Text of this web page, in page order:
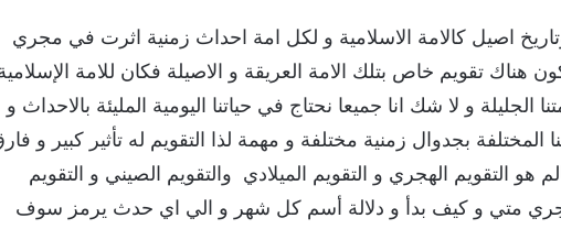
اصيل كالامة الاسلامية و لكل امة احداث زمنية اثرت في مجري
هناك تقويم خاص بتلك الامة العريقة و الاصيلة فكان للامة
و لا شك انا جميعا نحتاج في حياتنا اليومية المليئة بالاحداث و
المختلفة بجدوال زمنية مختلفة و مهمة لذا التقويم له تأثير كبير و
التقويم الهجري و التقويم الميلادي والتقويم الصيني و التقويم
متي و كيف بدأ و دلالة أسم كل شهر و الي اي حدث يرمز سوف